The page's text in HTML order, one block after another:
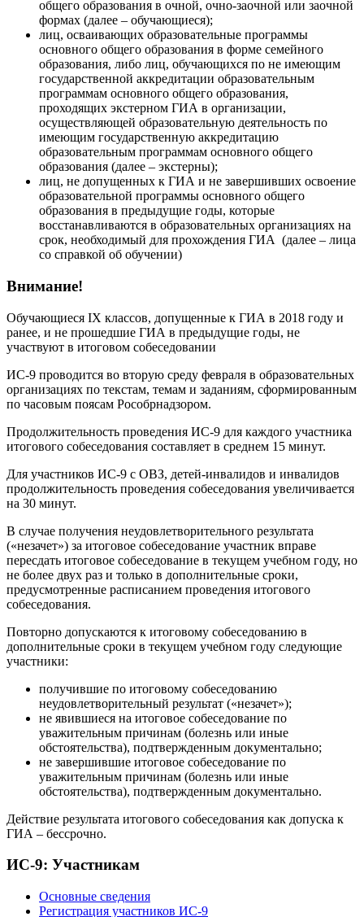
общего образования в очной, очно-заочной или заочной
формах (далее – обучающиеся);
лиц, осваивающих образовательные программы
основного общего образования в форме семейного
образования, либо лиц, обучающихся по не имеющим
государственной аккредитации образовательным
программам основного общего образования,
проходящих экстерном ГИА в организации,
осуществляющей образовательную деятельность по
имеющим государственную аккредитацию
образовательным программам основного общего
образования (далее – экстерны);
лиц, не допущенных к ГИА и не завершивших освоение
образовательной программы основного общего
образования в предыдущие годы, которые
восстанавливаются в образовательных организациях на
срок, необходимый для прохождения ГИА (далее – лица
со справкой об обучении)
Внимание!
Обучающиеся IХ классов, допущенные к ГИА в 2018 году и
ранее, и не прошедшие ГИА в предыдущие годы, не
участвуют в итоговом собеседовании
ИС-9 проводится во вторую среду февраля в образовательных
организациях по текстам, темам и заданиям, сформированным
по часовым поясам Рособрнадзором.
Продолжительность проведения ИС-9 для каждого участника
итогового собеседования составляет в среднем 15 минут.
Для участников ИС-9 с ОВЗ, детей-инвалидов и инвалидов
продолжительность проведения собеседования увеличивается
на 30 минут.
В случае получения неудовлетворительного результата
(«незачет») за итоговое собеседование участник вправе
пересдать итоговое собеседование в текущем учебном году, но
не более двух раз и только в дополнительные сроки,
предусмотренные расписанием проведения итогового
собеседования.
Повторно допускаются к итоговому собеседованию в
дополнительные сроки в текущем учебном году следующие
участники:
получившие по итоговому собеседованию
неудовлетворительный результат («незачет»);
не явившиеся на итоговое собеседование по
уважительным причинам (болезнь или иные
обстоятельства), подтвержденным документально;
не завершившие итоговое собеседование по
уважительным причинам (болезнь или иные
обстоятельства), подтвержденным документально.
Действие результата итогового собеседования как допуска к
ГИА – бессрочно.
ИС-9: Участникам
Основные сведения
Регистрация участников ИС-9